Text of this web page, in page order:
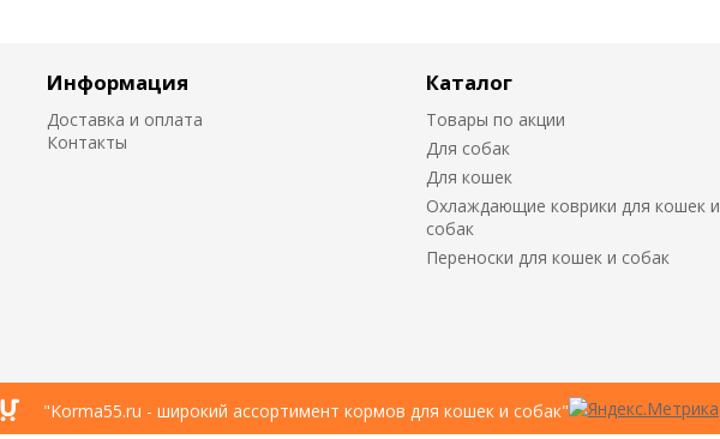
Информация
Доставка и оплата
Контакты
Каталог
Товары по акции
Для собак
Для кошек
Охлаждающие коврики для кошек и
собак
Переноски для кошек и собак
"Korma55.ru - широкий ассортимент кормов для кошек и собак"